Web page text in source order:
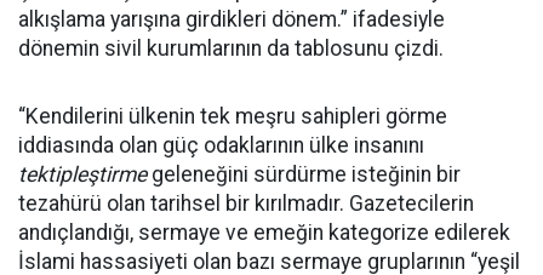
alkışlama yarışına girdikleri dönem.” ifadesiyle
dönemin sivil kurumlarının da tablosunu çizdi.
“Kendilerini ülkenin tek meşru sahipleri görme
iddiasında olan güç odaklarının ülke insanını
tektipleştirmegeleneğini sürdürme isteğinin bir
tezahürü olan tarihsel bir kırılmadır. Gazetecilerin
andıçlandığı, sermaye ve emeğin kategorize edilerek
İslami hassasiyeti olan bazı sermaye gruplarının “yeşil